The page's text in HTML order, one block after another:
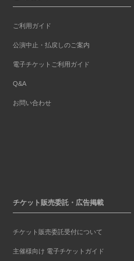
ご利用ガイド
公演中止・払戻しのご案内
電子チケットご利用ガイド
Q&A
お問い合わせ
チケット販売委託・広告掲載
チケット販売委託受付について
主催様向け 電子チケットガイド